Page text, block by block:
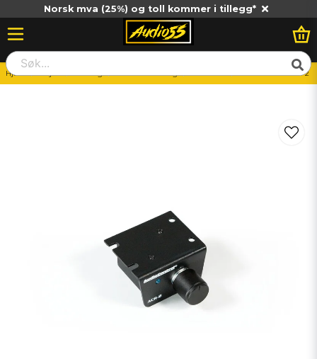
Norsk mva (25%) og toll kommer i tillegg*
Hjem Billjud Slutsteg Tillbehör Slutsteg Kontroller AudioControl ACR-2